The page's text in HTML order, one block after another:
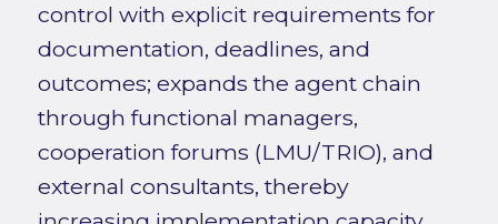
control with explicit requirements for
documentation, deadlines, and
outcomes; expands the agent chain
through functional managers,
cooperation forums (LMU/TRIO), and
external consultants, thereby